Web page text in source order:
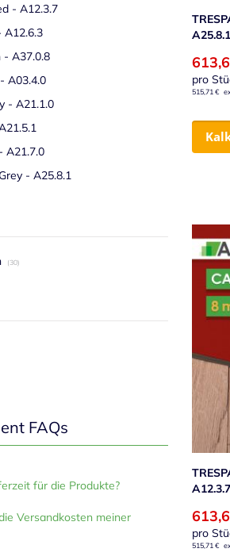
- A12.3.7
- A37.0.8
A03.4.0
- A21.1.0
A21.7.0
- A25.8.1
30
FAQs
für die Produkte?
Versandkosten meiner
pro
515,71 €
pro
515,71 €